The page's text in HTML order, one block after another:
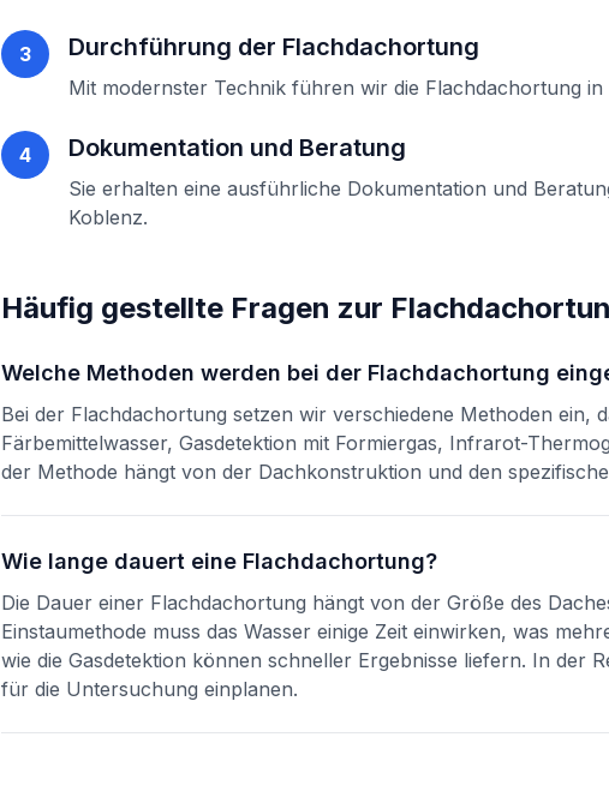
3 Durchführung der Flachdachortung
Mit modernster Technik führen wir die Flachdachortung in
4 Dokumentation und Beratung
Sie erhalten eine ausführliche Dokumentation und
Koblenz.
Häufig gestellte Fragen zur
Welche Methoden werden bei der Flachdachortung
Bei der Flachdachortung setzen wir verschiedene Methoden ein,
Färbemittelwasser, Gasdetektion mit Formiergas, Infrarot-
der Methode hängt von der Dachkonstruktion und den
Wie lange dauert eine Flachdachortung?
Die Dauer einer Flachdachortung hängt von der Größe des
Einstaumethode muss das Wasser einige Zeit einwirken, was
wie die Gasdetektion können schneller Ergebnisse liefern. In der
für die Untersuchung einplanen.